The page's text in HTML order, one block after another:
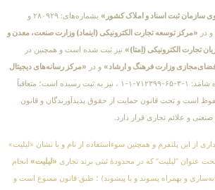
سازمان ثبت اسناد و املاک کشور»
بشماره‌های: ۲۸۰۹۲۹ و
«مرکز توسعه تجارت الکترونیکی (اینماد) وزارت صنعت، معدن و
تجارت الکترونیکی (اِمتا)» نیز ثبت شده است و همچنین در
وزارت فرهنگ و ارشاد» و در «مرکز رسانه‌های دیجیتال
بشماره شامَد: ۱-۳-۶۵-۷۱۲۳۹۹-۱-۱ ، نیز به ثبت رسیده است؛ متعاقباً
است و تحت قانون حمایت از حقوق پدیدآورندگان و قانون
و علائم تجاری قرار دارد.
از این پلتفرم و همچنین سوءاستفاده از نام و یا نشان «لیلیت»
عنوان “لیلیت” که در محدودهٔ ثبتی برند تجاری «لیلیت» انجام
و بهمراه پسوند و یا پیشوند) ؛ طبق قانون ممنوع است و